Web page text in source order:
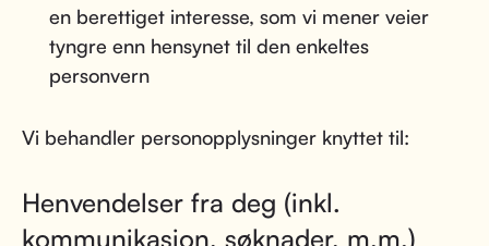
en berettiget interesse, som vi mener veier
tyngre enn hensynet til den enkeltes
personvern
Vi behandler personopplysninger knyttet til:
Henvendelser fra deg (inkl.
kommunikasjon, søknader, m.m.)